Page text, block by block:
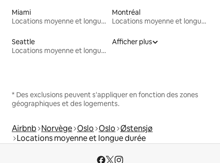
Miami
Locations moyenne et longue durée
Montréal
Locations moyenne et longue durée
Seattle
Locations moyenne et longue durée
Afficher plus
* Des exclusions peuvent s'appliquer en fonction des zones
géographiques et des logements.
Airbnb Norvège Oslo Oslo Østensjø
Locations moyenne et longue durée